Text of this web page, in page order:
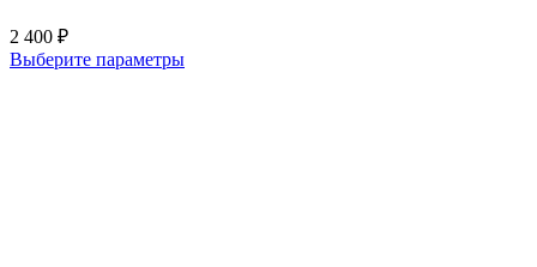
2 400 ₽
Выберите параметры